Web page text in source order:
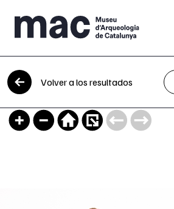
Saltar al contenido
Volver a los resultados